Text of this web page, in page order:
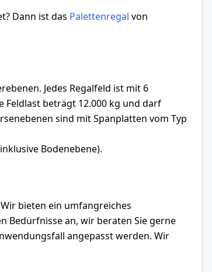
Dann ist das Palettenregal von
Jedes Regalfeld ist mit 6
Feldlast beträgt 12.000 kg und darf
sind mit Spanplatten vom Typ
Bodenebene).
bieten ein umfangreiches
Bedürfnisse an, wir beraten Sie gerne
angepasst werden. Wir